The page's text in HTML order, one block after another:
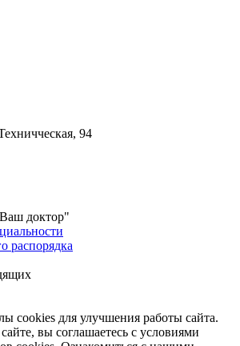
94
доктор"
распорядка
cookies для улучшения работы сайта.
вы соглашаетесь с условиями